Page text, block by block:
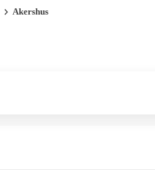
Akershus